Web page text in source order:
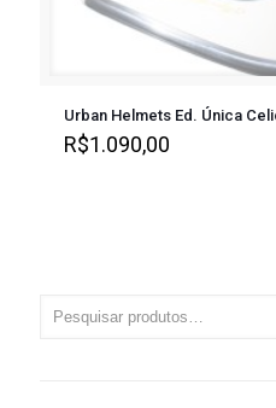
Urban Helmets Ed. Única
R$1.090,00